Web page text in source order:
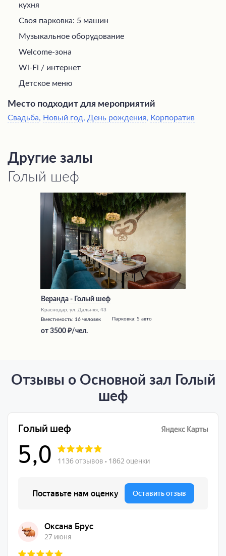
кухня
Своя парковка: 5 машин
Музыкальное оборудование
Welcome-зона
Wi-Fi / интернет
Детское меню
Место подходит для мероприятий
Свадьба, Новый год, День рождения, Корпоратив
Другие залы
Голый шеф
Веранда - Голый шеф
Краснодар, ул. Дальняя, 43
Вместимость: 16 человек Парковка: 5 авто
от 3500 /чел.
Отзывы о Основной зал Голый
шеф